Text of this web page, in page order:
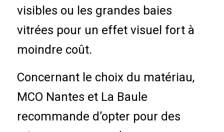
visibles ou les grandes baies
vitrées pour un effet visuel fort à
moindre coût.
Concernant le choix du matériau,
MCO Nantes et La Baule
recommande d’opter pour des